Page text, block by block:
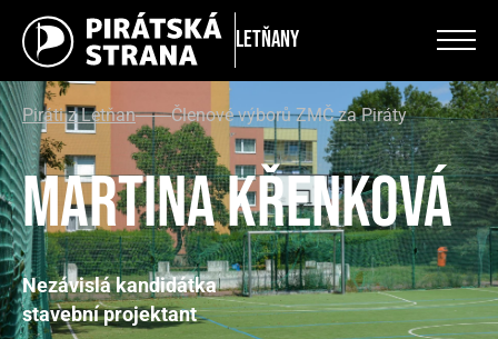
Letňany
Piráti z Letňan Členové výborů ZMČ za Piráty
Martina Křenková
Nezávislá kandidátka
stavební projektant